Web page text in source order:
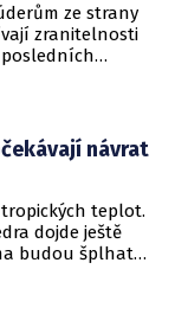
ze strany
zranitelnosti
ukrýt.
návrat
teplot.
dojde ještě
budou šplhat